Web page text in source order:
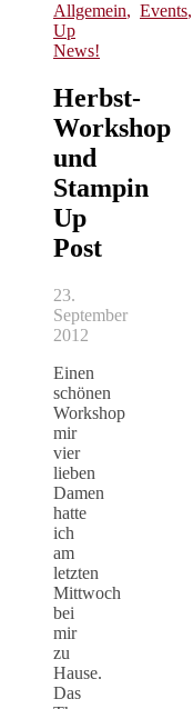
Allgemein, Events,
Up
News!
Herbst-
Workshop
und
Stampin
Up
Post
23.
September
2012
Einen
schönen
Workshop
mir
vier
lieben
Damen
hatte
ich
am
letzten
Mittwoch
bei
mir
zu
Hause.
Das